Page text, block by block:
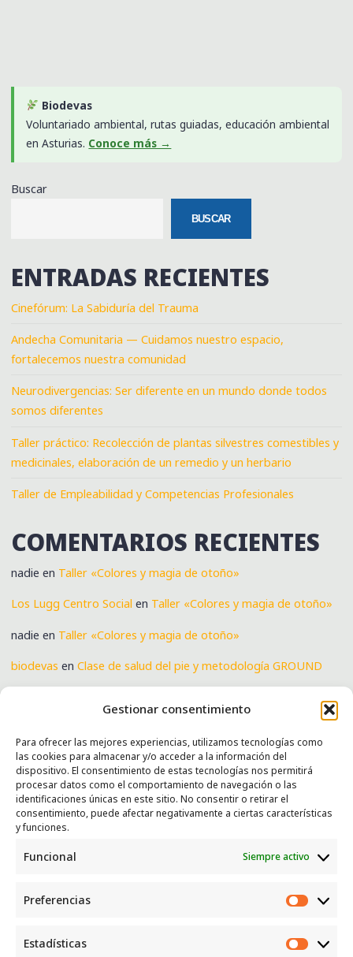
Gestionar consentimiento
Para ofrecer las mejores experiencias, utilizamos tecnologías como
las cookies para almacenar y/o acceder a la información del
dispositivo. El consentimiento de estas tecnologías nos permitirá
procesar datos como el comportamiento de navegación o las
identificaciones únicas en este sitio. No consentir o retirar el
consentimiento, puede afectar negativamente a ciertas características
y funciones.
Funcional Siempre activo
Preferencias
Estadísticas
Biodevas
Voluntariado ambiental, rutas guiadas, educación ambiental
en Asturias. Conoce más →
Buscar
BUSCAR
ENTRADAS RECIENTES
Cinefórum: La Sabiduría del Trauma
Andecha Comunitaria — Cuidamos nuestro espacio,
fortalecemos nuestra comunidad
Neurodivergencias: Ser diferente en un mundo donde todos
somos diferentes
Taller práctico: Recolección de plantas silvestres comestibles y
medicinales, elaboración de un remedio y un herbario
Taller de Empleabilidad y Competencias Profesionales
COMENTARIOS RECIENTES
nadie en Taller «Colores y magia de otoño»
Los Lugg Centro Social en Taller «Colores y magia de otoño»
nadie en Taller «Colores y magia de otoño»
biodevas enClase de salud del pie y metodología GROUND
SERVICIOS
Recogida e intercambio de ropa y enseres.
INFORMACIÓN
Política de privacidad
CONTACTO
Correo: luggcentrosocial @ biodevas.org